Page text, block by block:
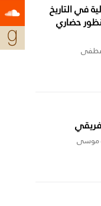
في التاريخ
حضاري
موسى